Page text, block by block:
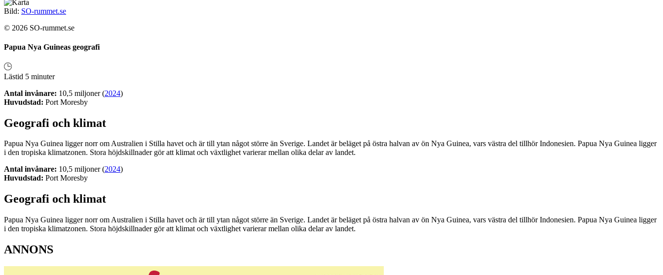
Bild: SO-rummet.se
© 2026 SO-rummet.se
Papua Nya Guineas geografi
Lästid 5 minuter
Antal invånare: 10,5 miljoner (2024)
Huvudstad: Port Moresby
Geografi och klimat
Papua Nya Guinea ligger norr om Australien i Stilla havet och är till ytan något större än Sverige. Landet är beläget på östra halvan av ön Nya Guinea, vars västra del tillhör Indonesien. Papua Nya Guinea ligger
i den tropiska klimatzonen. Stora höjdskillnader gör att klimat och växtlighet varierar mellan olika delar av landet.
Antal invånare: 10,5 miljoner (2024)
Huvudstad: Port Moresby
Geografi och klimat
Papua Nya Guinea ligger norr om Australien i Stilla havet och är till ytan något större än Sverige. Landet är beläget på östra halvan av ön Nya Guinea, vars västra del tillhör Indonesien. Papua Nya Guinea ligger
i den tropiska klimatzonen. Stora höjdskillnader gör att klimat och växtlighet varierar mellan olika delar av landet.
ANNONS